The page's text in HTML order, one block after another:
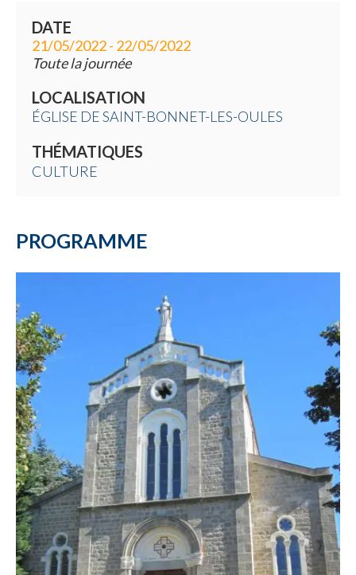
DATE
21/05/2022 - 22/05/2022
Toute la journée
LOCALISATION
ÉGLISE DE SAINT-BONNET-LES-OULES
THÉMATIQUES
CULTURE
PROGRAMME